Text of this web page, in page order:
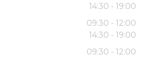
14:30 - 19:00
09:30 - 12:00
14:30 - 19:00
09:30 - 12:00